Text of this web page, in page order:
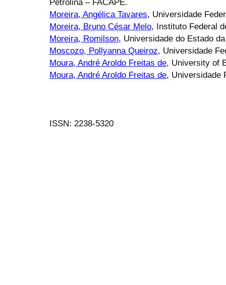
Petrolina – FACAPE.
Moreira, Angélica Tavares, Universidade
Moreira, Bruno César Melo, Instituto Federal
Moreira, Romilson, Universidade do Estado
Moscozo, Pollyanna Queiroz, Universidade
Moura, André Aroldo Freitas de, University of
Moura, André Aroldo Freitas de, Universidade
ISSN: 2238-5320